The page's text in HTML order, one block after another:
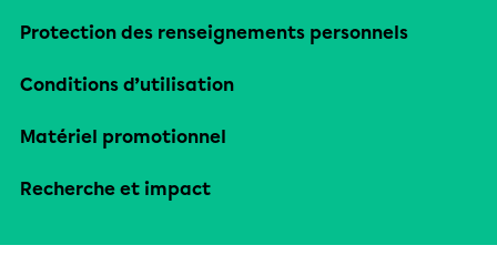
Protection des renseignements personnels
Conditions d’utilisation
Matériel promotionnel
Recherche et impact